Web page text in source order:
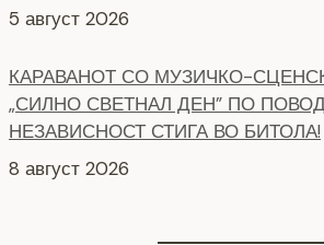
НЕЗАВИСНОСТ СТИГА ВО БИТОЛА!